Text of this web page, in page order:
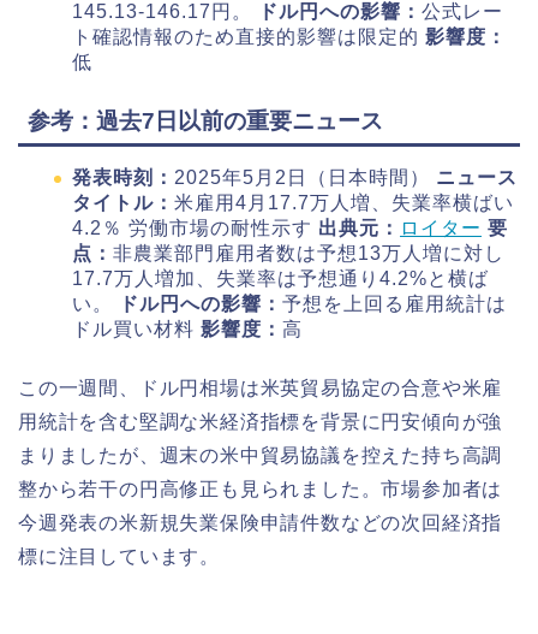
145.13-146.17円。
ドル円への影響： 公式レー
ト確認情報のため直接的影響は限定的 影響度：
低
参考：過去7日以前の重要ニュース
発表時刻： 2025年5月2日（日本時間） ニュース
タイトル： 米雇用4月17.7万人増、失業率横ばい
4.2％ 労働市場の耐性示す 出典元： ロイター 要
点： 非農業部門雇用者数は予想13万人増に対し
17.7万人増加、失業率は予想通り4.2%と横ば
い。
ドル円への影響： 予想を上回る雇用統計は
ドル買い材料 影響度： 高
この一週間、ドル円相場は米英貿易協定の合意や米雇
用統計を含む堅調な米経済指標を背景に円安傾向が強
まりましたが、週末の米中貿易協議を控えた持ち高調
整から若干の円高修正も見られました。市場参加者は
今週発表の米新規失業保険申請件数などの次回経済指
標に注目しています。